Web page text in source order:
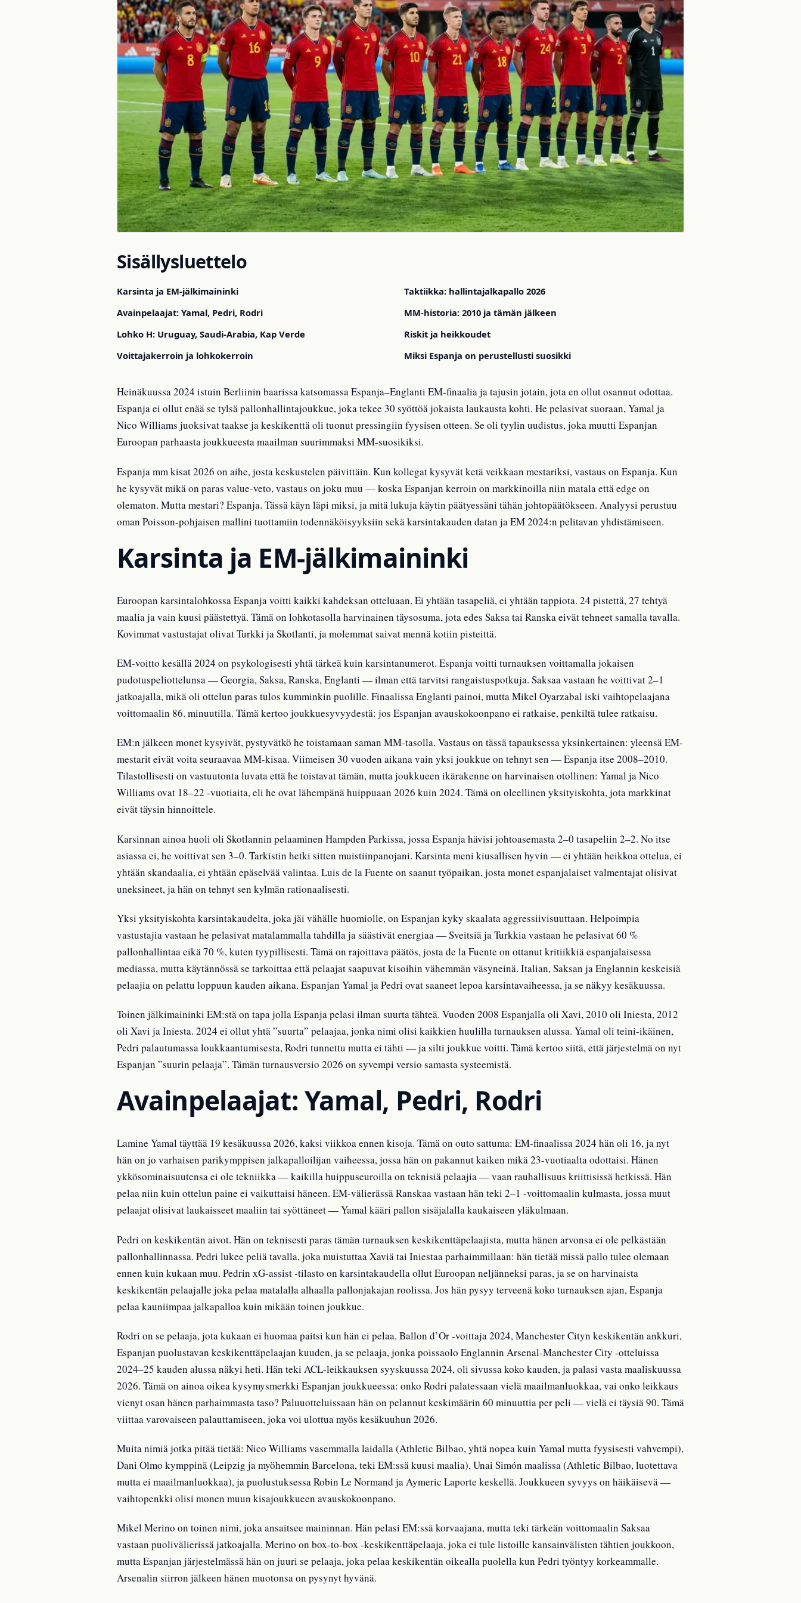
Sisällysluettelo
Karsinta ja EM-jälkimaininki
Avainpelaajat: Yamal, Pedri, Rodri
Lohko H: Uruguay, Saudi-Arabia, Kap Verde
Voittajakerroin ja lohkokerroin
Taktiikka: hallintajalkapallo 2026
MM-historia: 2010 ja tämän jälkeen
Riskit ja heikkoudet
Miksi Espanja on perustellusti suosikki
Heinäkuussa 2024 istuin Berliinin baarissa katsomassa Espanja–Englanti EM-finaalia ja tajusin jotain, jota en ollut osannut odottaa.
Espanja ei ollut enää se tylsä pallonhallintajoukkue, joka tekee 30 syöttöä jokaista laukausta kohti. He pelasivat suoraan, Yamal ja
Nico Williams juoksivat taakse ja keskikenttä oli tuonut pressingiin fyysisen otteen. Se oli tyylin uudistus, joka muutti Espanjan
Euroopan parhaasta joukkueesta maailman suurimmaksi MM-suosikiksi.
Espanja mm kisat 2026 on aihe, josta keskustelen päivittäin. Kun kollegat kysyvät ketä veikkaan mestariksi, vastaus on Espanja. Kun
he kysyvät mikä on paras value-veto, vastaus on joku muu — koska Espanjan kerroin on markkinoilla niin matala että edge on
olematon. Mutta mestari? Espanja. Tässä käyn läpi miksi, ja mitä lukuja käytin päätyessäni tähän johtopäätökseen. Analyysi perustuu
oman Poisson-pohjaisen mallini tuottamiin todennäköisyyksiin sekä karsintakauden datan ja EM 2024:n pelitavan yhdistämiseen.
Karsinta ja EM-jälkimaininki
Euroopan karsintalohkossa Espanja voitti kaikki kahdeksan otteluaan. Ei yhtään tasapeliä, ei yhtään tappiota. 24 pistettä, 27 tehtyä
maalia ja vain kuusi päästettyä. Tämä on lohkotasolla harvinainen täysosuma, jota edes Saksa tai Ranska eivät tehneet samalla tavalla.
Kovimmat vastustajat olivat Turkki ja Skotlanti, ja molemmat saivat mennä kotiin pisteittä.
EM-voitto kesällä 2024 on psykologisesti yhtä tärkeä kuin karsintanumerot. Espanja voitti turnauksen voittamalla jokaisen
pudotuspeliottelunsa — Georgia, Saksa, Ranska, Englanti — ilman että tarvitsi rangaistuspotkuja. Saksaa vastaan he voittivat 2–1
jatkoajalla, mikä oli ottelun paras tulos kumminkin puolille. Finaalissa Englanti painoi, mutta Mikel Oyarzabal iski vaihtopelaajana
voittomaalin 86. minuutilla. Tämä kertoo joukkuesyvyydestä: jos Espanjan avauskokoonpano ei ratkaise, penkiltä tulee ratkaisu.
EM:n jälkeen monet kysyivät, pystyvätkö he toistamaan saman MM-tasolla. Vastaus on tässä tapauksessa yksinkertainen: yleensä EM-
mestarit eivät voita seuraavaa MM-kisaa. Viimeisen 30 vuoden aikana vain yksi joukkue on tehnyt sen — Espanja itse 2008–2010.
Tilastollisesti on vastuutonta luvata että he toistavat tämän, mutta joukkueen ikärakenne on harvinaisen otollinen: Yamal ja Nico
Williams ovat 18–22 -vuotiaita, eli he ovat lähempänä huippuaan 2026 kuin 2024. Tämä on oleellinen yksityiskohta, jota markkinat
eivät täysin hinnoittele.
Karsinnan ainoa huoli oli Skotlannin pelaaminen Hampden Parkissa, jossa Espanja hävisi johtoasemasta 2–0 tasapeliin 2–2. No itse
asiassa ei, he voittivat sen 3–0. Tarkistin hetki sitten muistiinpanojani. Karsinta meni kiusallisen hyvin — ei yhtään heikkoa ottelua, ei
yhtään skandaalia, ei yhtään epäselvää valintaa. Luis de la Fuente on saanut työpaikan, josta monet espanjalaiset valmentajat olisivat
uneksineet, ja hän on tehnyt sen kylmän rationaalisesti.
Yksi yksityiskohta karsintakaudelta, joka jäi vähälle huomiolle, on Espanjan kyky skaalata aggressiivisuuttaan. Helpoimpia
vastustajia vastaan he pelasivat matalammalla tahdilla ja säästivät energiaa — Sveitsiä ja Turkkia vastaan he pelasivat 60 %
pallonhallintaa eikä 70 %, kuten tyypillisesti. Tämä on rajoittava päätös, josta de la Fuente on ottanut kritiikkiä espanjalaisessa
mediassa, mutta käytännössä se tarkoittaa että pelaajat saapuvat kisoihin vähemmän väsyneinä. Italian, Saksan ja Englannin keskeisiä
pelaajia on pelattu loppuun kauden aikana. Espanjan Yamal ja Pedri ovat saaneet lepoa karsintavaiheessa, ja se näkyy kesäkuussa.
Toinen jälkimaininki EM:stä on tapa jolla Espanja pelasi ilman suurta tähteä. Vuoden 2008 Espanjalla oli Xavi, 2010 oli Iniesta, 2012
oli Xavi ja Iniesta. 2024 ei ollut yhtä ”suurta” pelaajaa, jonka nimi olisi kaikkien huulilla turnauksen alussa. Yamal oli teini-ikäinen,
Pedri palautumassa loukkaantumisesta, Rodri tunnettu mutta ei tähti — ja silti joukkue voitti. Tämä kertoo siitä, että järjestelmä on nyt
Espanjan ”suurin pelaaja”. Tämän turnausversio 2026 on syvempi versio samasta systeemistä.
Avainpelaajat: Yamal, Pedri, Rodri
Lamine Yamal täyttää 19 kesäkuussa 2026, kaksi viikkoa ennen kisoja. Tämä on outo sattuma: EM-finaalissa 2024 hän oli 16, ja nyt
hän on jo varhaisen parikymppisen jalkapalloilijan vaiheessa, jossa hän on pakannut kaiken mikä 23-vuotiaalta odottaisi. Hänen
ykkösominaisuutensa ei ole tekniikka — kaikilla huippuseuroilla on teknisiä pelaajia — vaan rauhallisuus kriittisissä hetkissä. Hän
pelaa niin kuin ottelun paine ei vaikuttaisi häneen. EM-välierässä Ranskaa vastaan hän teki 2–1 -voittomaalin kulmasta, jossa muut
pelaajat olisivat laukaisseet maaliin tai syöttäneet — Yamal kääri pallon sisäjalalla kaukaiseen yläkulmaan.
Pedri on keskikentän aivot. Hän on teknisesti paras tämän turnauksen keskikenttäpelaajista, mutta hänen arvonsa ei ole pelkästään
pallonhallinnassa. Pedri lukee peliä tavalla, joka muistuttaa Xaviä tai Iniestaa parhaimmillaan: hän tietää missä pallo tulee olemaan
ennen kuin kukaan muu. Pedrin xG-assist -tilasto on karsintakaudella ollut Euroopan neljänneksi paras, ja se on harvinaista
keskikentän pelaajalle joka pelaa matalalla alhaalla pallonjakajan roolissa. Jos hän pysyy terveenä koko turnauksen ajan, Espanja
pelaa kauniimpaa jalkapalloa kuin mikään toinen joukkue.
Rodri on se pelaaja, jota kukaan ei huomaa paitsi kun hän ei pelaa. Ballon d’Or -voittaja 2024, Manchester Cityn keskikentän ankkuri,
Espanjan puolustavan keskikenttäpelaajan kuuden, ja se pelaaja, jonka poissaolo Englannin Arsenal-Manchester City -otteluissa
2024–25 kauden alussa näkyi heti. Hän teki ACL-leikkauksen syyskuussa 2024, oli sivussa koko kauden, ja palasi vasta maaliskuussa
2026. Tämä on ainoa oikea kysymysmerkki Espanjan joukkueessa: onko Rodri palatessaan vielä maailmanluokkaa, vai onko leikkaus
vienyt osan hänen parhaimmasta taso? Paluuotteluissaan hän on pelannut keskimäärin 60 minuuttia per peli — vielä ei täysiä 90. Tämä
viittaa varovaiseen palauttamiseen, joka voi ulottua myös kesäkuuhun 2026.
Muita nimiä jotka pitää tietää: Nico Williams vasemmalla laidalla (Athletic Bilbao, yhtä nopea kuin Yamal mutta fyysisesti vahvempi),
Dani Olmo kymppinä (Leipzig ja myöhemmin Barcelona, teki EM:ssä kuusi maalia), Unai Simón maalissa (Athletic Bilbao, luotettava
mutta ei maailmanluokkaa), ja puolustuksessa Robin Le Normand ja Aymeric Laporte keskellä. Joukkueen syvyys on häikäisevä —
vaihtopenkki olisi monen muun kisajoukkueen avauskokoonpano.
Mikel Merino on toinen nimi, joka ansaitsee maininnan. Hän pelasi EM:ssä korvaajana, mutta teki tärkeän voittomaalin Saksaa
vastaan puolivälierissä jatkoajalla. Merino on box-to-box -keskikenttäpelaaja, joka ei tule listoille kansainvälisten tähtien joukkoon,
mutta Espanjan järjestelmässä hän on juuri se pelaaja, joka pelaa keskikentän oikealla puolella kun Pedri työntyy korkeammalle.
Arsenalin siirron jälkeen hänen muotonsa on pysynyt hyvänä.